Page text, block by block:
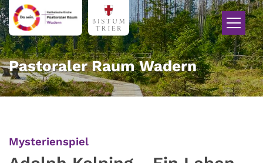
Zum Inhalt springen
Pastoraler Raum Wadern
Mysterienspiel: